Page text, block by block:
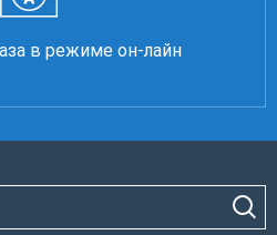
в режиме он-лайн